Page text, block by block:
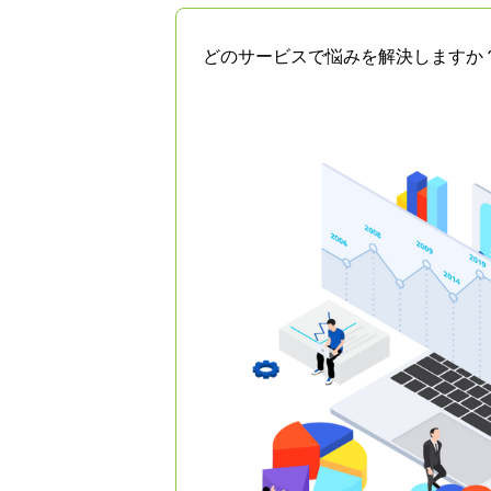
どのサービスで悩みを解決しますか